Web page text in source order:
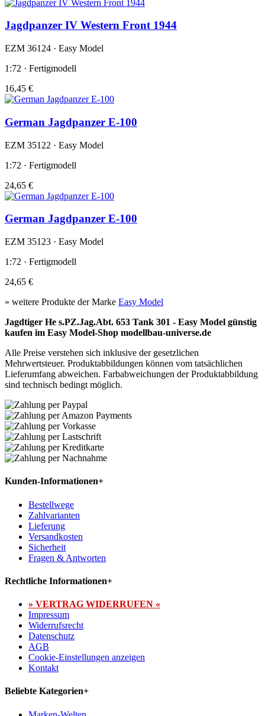
Jagdpanzer IV Western Front 1944
EZM 36124 · Easy Model
1:72 · Fertigmodell
16,45 €
German Jagdpanzer E-100
EZM 35122 · Easy Model
1:72 · Fertigmodell
24,65 €
German Jagdpanzer E-100
EZM 35123 · Easy Model
1:72 · Fertigmodell
24,65 €
» weitere Produkte der Marke Easy Model
Jagdtiger He s.PZ.Jag.Abt. 653 Tank 301 - Easy Model günstig
kaufen im Easy Model-Shop modellbau-universe.de
Alle Preise verstehen sich inklusive der gesetzlichen
Mehrwertsteuer. Produktabbildungen können vom tatsächlichen
Lieferumfang abweichen. Farbabweichungen der Produktabbildung
sind technisch bedingt möglich.
Kunden-Informationen+
Bestellwege
Zahlvarianten
Lieferung
Versandkosten
Sicherheit
Fragen & Antworten
Rechtliche Informationen+
» VERTRAG WIDERRUFEN «
Impressum
Widerrufsrecht
Datenschutz
AGB
Cookie-Einstellungen anzeigen
Kontakt
Beliebte Kategorien+